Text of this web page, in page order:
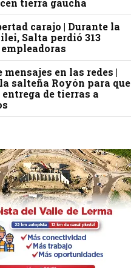
tierra gaucha
carajo | Durante la
Salta perdió 313
mensajes en las redes |
salteña Royón para que
de tierras a